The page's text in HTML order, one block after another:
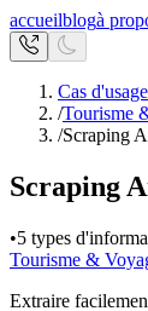
accueilblogà
Cas d'usage
/Tourisme
/Scraping
Scraping
•5 types
Tourisme &
Extraire